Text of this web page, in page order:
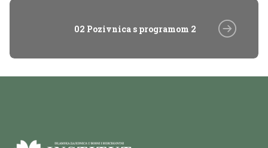
02 Pozivnica s programom 2